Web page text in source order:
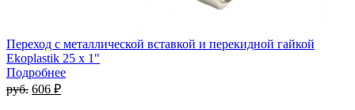
Переход с металлической вставкой и перекидной гайкой
Ekoplastik 25 x 1"
Подробнее
руб. 606 ₽